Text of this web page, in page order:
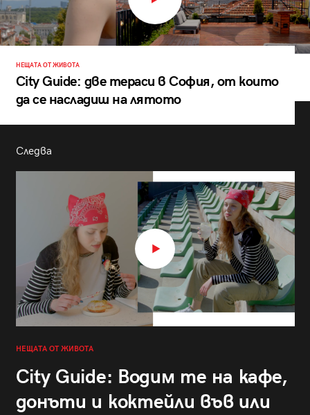
НЕЩАТА ОТ ЖИВОТА
City Guide: две тераси в София, от които
да се насладиш на лятото
Следва
НЕЩАТА ОТ ЖИВОТА
City Guide: Водим те на кафе,
донъти и коктейли във или